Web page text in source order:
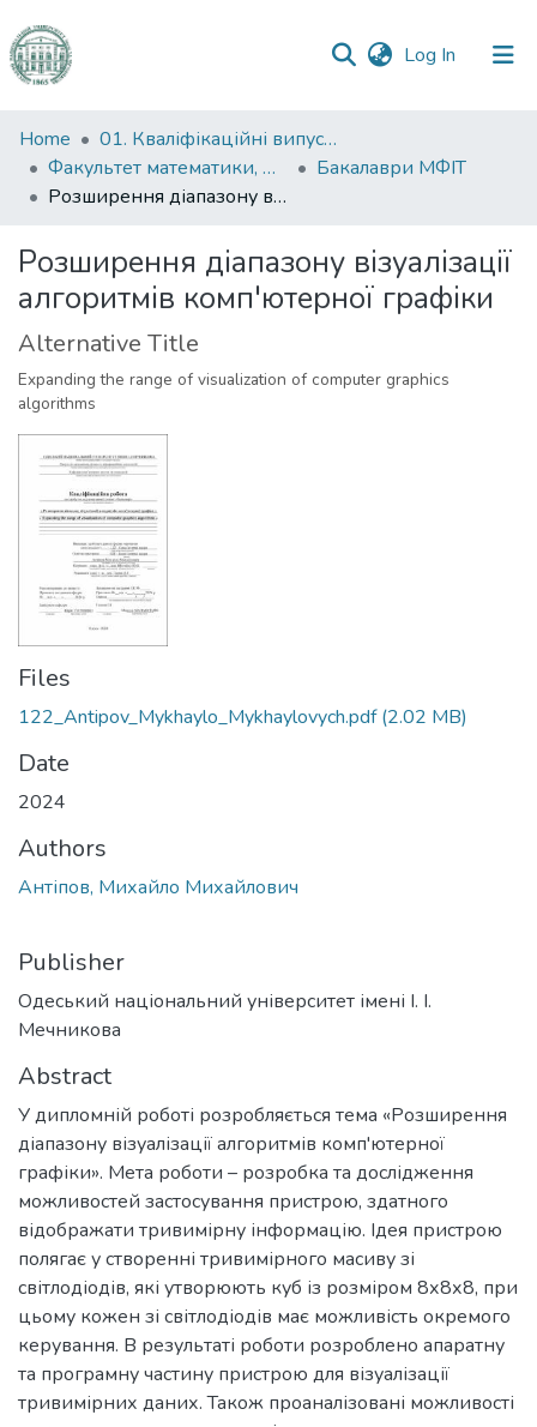
Log In (current)
Communities
&
Collections
Statistics
Home
01. Кваліфікаційні випускні роботи здобувачів вищої освіти
Факультет математики, фізики та інформаційних технологій
Бакалаври МФІТ
Розширення діапазону візуалізації алгоритмів комп'ютерної графіки
Розширення діапазону візуалізації
алгоритмів комп'ютерної графіки
Alternative Title
Expanding the range of visualization of computer graphics
algorithms
Files
122_Antipov_Mykhaylo_Mykhaylovych.pdf(2.02 MB)
Date
2024
Authors
Антіпов, Михайло Михайлович
Publisher
Одеський національний університет імені І. І.
Мечникова
Abstract
У дипломній роботі розробляється тема «Розширення
діапазону візуалізації алгоритмів комп'ютерної
графіки». Мета роботи – розробка та дослідження
можливостей застосування пристрою, здатного
відображати тривимірну інформацію. Ідея пристрою
полягає у створенні тривимірного масиву зі
світлодіодів, які утворюють куб із розміром 8х8х8, при
цьому кожен зі світлодіодів має можливість окремого
керування. В результаті роботи розроблено апаратну
та програмну частину пристрою для візуалізації
тривимірних даних. Також проаналізовані можливості